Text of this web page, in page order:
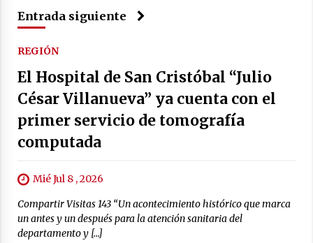
Entrada siguiente
REGIÓN
El Hospital de San Cristóbal “Julio
César Villanueva” ya cuenta con el
primer servicio de tomografía
computada
Mié Jul 8 , 2026
Compartir Visitas 143 “Un acontecimiento histórico que marca
un antes y un después para la atención sanitaria del
departamento y […]